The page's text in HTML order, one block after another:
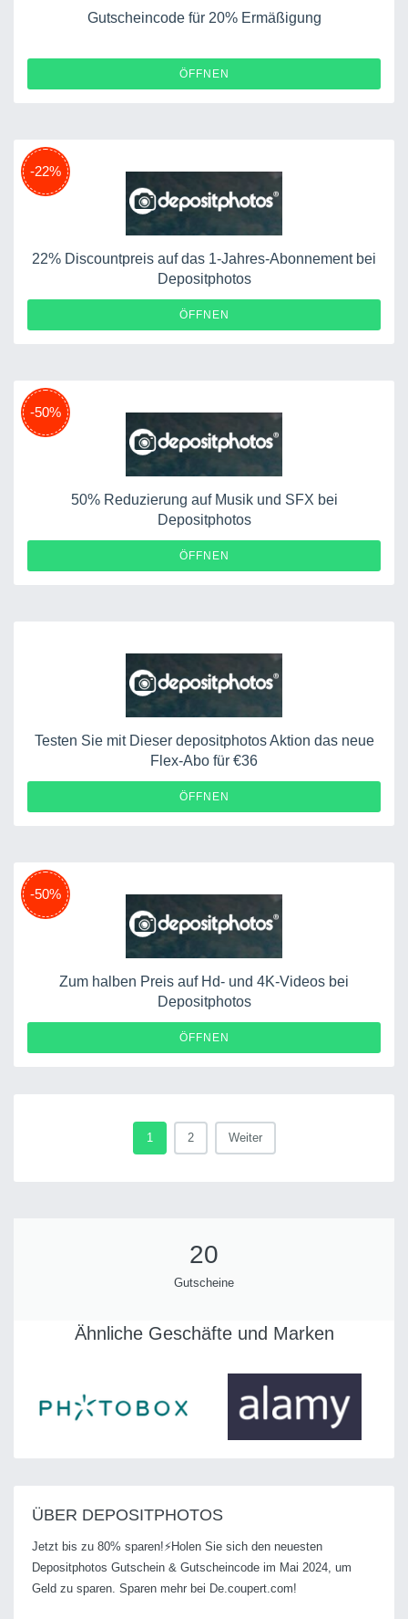
Gutscheincode für 20% Ermäßigung
ÖFFNEN
-22%
22% Discountpreis auf das 1-Jahres-Abonnement bei
Depositphotos
ÖFFNEN
-50%
50% Reduzierung auf Musik und SFX bei
Depositphotos
ÖFFNEN
Testen Sie mit Dieser depositphotos Aktion das neue
Flex-Abo für €36
ÖFFNEN
-50%
Zum halben Preis auf Hd- und 4K-Videos bei
Depositphotos
ÖFFNEN
1 2 Weiter
20
Gutscheine
Ähnliche Geschäfte und Marken
ÜBER DEPOSITPHOTOS
Jetzt bis zu 80% sparen!⚡Holen Sie sich den neuesten
Depositphotos Gutschein & Gutscheincode im Mai 2024, um
Geld zu sparen. Sparen mehr bei De.coupert.com!